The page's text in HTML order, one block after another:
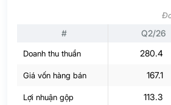
# Q2/26
Doanh thu thuần 280.4
Giá vốn hàng bán 167.1
Lợi nhuận gộp 113.3